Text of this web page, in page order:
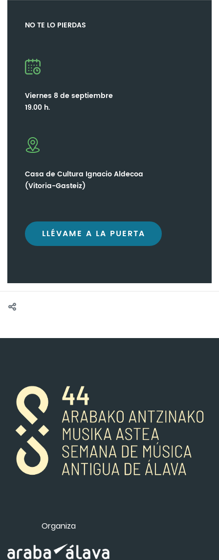
NO TE LO PIERDAS
Viernes 8 de septiembre
19.00 h.
Casa de Cultura Ignacio Aldecoa
(Vitoria-Gasteiz)
LLÉVAME A LA PUERTA
Organiza